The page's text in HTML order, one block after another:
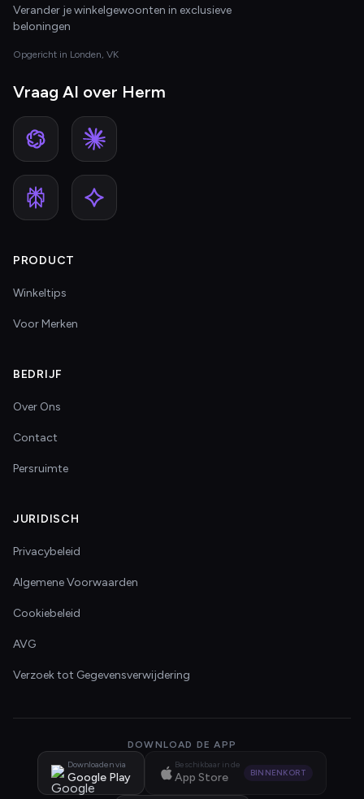
Verander je winkelgewoonten in exclusieve
beloningen
Opgericht in Londen, VK
Vraag AI over Herm
PRODUCT
Winkeltips
Voor Merken
BEDRIJF
Over Ons
Contact
Persruimte
JURIDISCH
Privacybeleid
Algemene Voorwaarden
Cookiebeleid
AVG
Verzoek tot Gegevensverwijdering
DOWNLOAD DE APP
Downloaden via
Google Play
Beschikbaar in de
App Store BINNENKORT